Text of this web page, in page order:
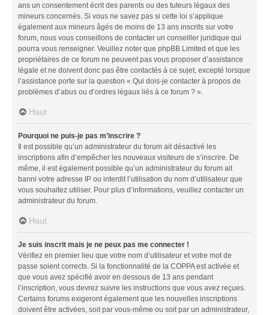
ans un consentement écrit des parents ou des tuteurs légaux des
mineurs concernés. Si vous ne savez pas si cette loi s’applique
également aux mineurs âgés de moins de 13 ans inscrits sur votre
forum, nous vous conseillons de contacter un conseiller juridique qui
pourra vous renseigner. Veuillez noter que phpBB Limited et que les
propriétaires de ce forum ne peuvent pas vous proposer d’assistance
légale et ne doivent donc pas être contactés à ce sujet, excepté lorsque
l’assistance porte sur la question « Qui dois-je contacter à propos de
problèmes d’abus ou d’ordres légaux liés à ce forum ? ».
Haut
Pourquoi ne puis-je pas m’inscrire ?
Il est possible qu’un administrateur du forum ait désactivé les
inscriptions afin d’empêcher les nouveaux visiteurs de s’inscrire. De
même, il est également possible qu’un administrateur du forum ait
banni votre adresse IP ou interdit l’utilisation du nom d’utilisateur que
vous souhaitez utiliser. Pour plus d’informations, veuillez contacter un
administrateur du forum.
Haut
Je suis inscrit mais je ne peux pas me connecter !
Vérifiez en premier lieu que votre nom d’utilisateur et votre mot de
passe soient corrects. Si la fonctionnalité de la COPPA est activée et
que vous avez spécifié avoir en dessous de 13 ans pendant
l’inscription, vous devrez suivre les instructions que vous avez reçues.
Certains forums exigeront également que les nouvelles inscriptions
doivent être activées, soit par vous-même ou soit par un administrateur,